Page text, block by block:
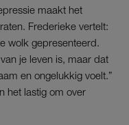
maakt het
Frederieke vertelt:
wolk gepresenteerd.
je leven is, maar dat
en ongelukkig voelt.”
het lastig om over